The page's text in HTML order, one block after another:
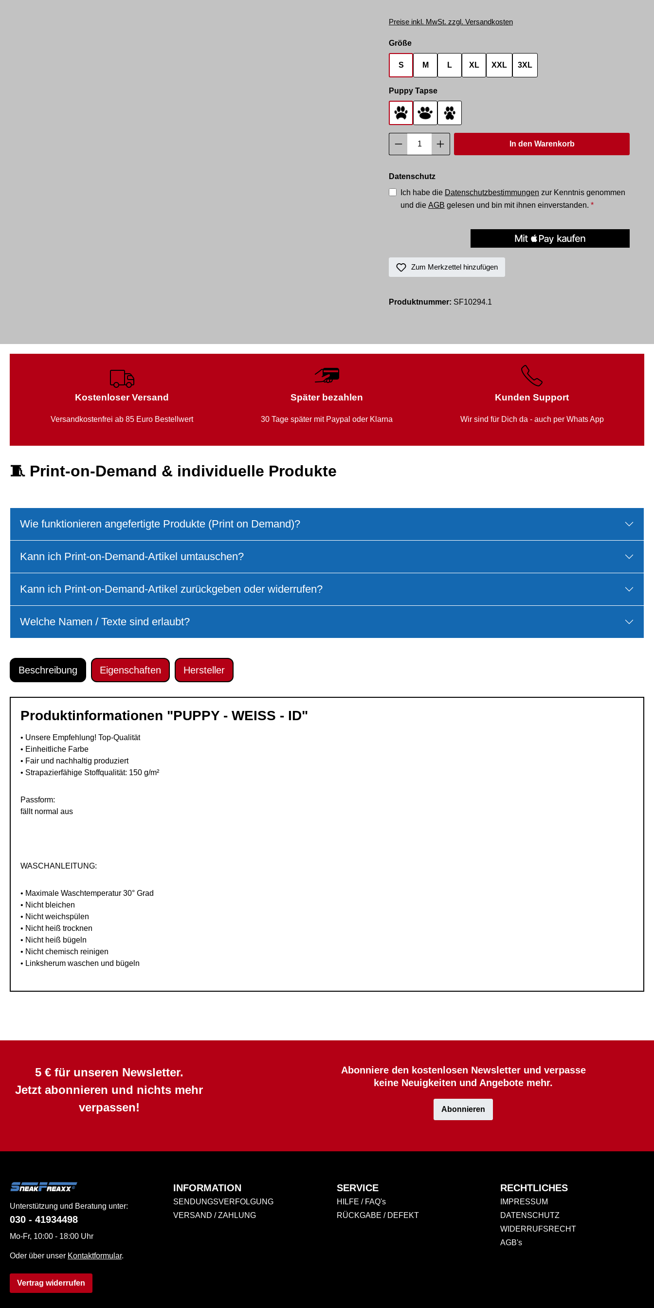
Preise inkl. MwSt. zzgl. Versandkosten
Größeauswählen
S M L XL XXL 3XL
Puppy Tapseauswählen
Tapse 1Tapse 2Tapse 3
Produkt Anzahl: Gib den gewünschten Wert ein
In den Warenkorb
Datenschutz
Ich habe die Datenschutzbestimmungen zur Kenntnis genommen
und die AGB gelesen und bin mit ihnen einverstanden. *
Zum Merkzettel hinzufügen
Produktnummer: SF10294.1
Kostenloser Versand
Versandkostenfrei ab 85 Euro Bestellwert
Später bezahlen
30 Tage später mit Paypal oder Klarna
Kunden Support
Wir sind für Dich da - auch per Whats App
🧵 Print‑on‑Demand & individuelle Produkte
Wie funktionieren angefertigte Produkte (Print on Demand)?
Kann ich Print‑on‑Demand‑Artikel umtauschen?
Kann ich Print‑on‑Demand‑Artikel zurückgeben oder widerrufen?
Welche Namen / Texte sind erlaubt?
Beschreibung Eigenschaften Hersteller
Produktinformationen "PUPPY - WEISS - ID"
• Unsere Empfehlung! Top-Qualität
• Einheitliche Farbe
• Fair und nachhaltig produziert
• Strapazierfähige Stoffqualität: 150 g/m²
Passform:
fällt normal aus
WASCHANLEITUNG:
• Maximale Waschtemperatur 30° Grad
• Nicht bleichen
• Nicht weichspülen
• Nicht heiß trocknen
• Nicht heiß bügeln
• Nicht chemisch reinigen
• Linksherum waschen und bügeln
5 € für unseren Newsletter.
Jetzt abonnieren und nichts mehr
verpassen!
Abonniere den kostenlosen Newsletter und verpasse
keine Neuigkeiten und Angebote mehr.
Abonnieren
Unterstützung und Beratung unter:
030 - 41934498
Mo-Fr, 10:00 - 18:00 Uhr
Oder über unser Kontaktformular.
Vertrag widerrufen
INFORMATION
SENDUNGSVERFOLGUNG
VERSAND / ZAHLUNG
SERVICE
HILFE / FAQ's
RÜCKGABE / DEFEKT
RECHTLICHES
IMPRESSUM
DATENSCHUTZ
WIDERRUFSRECHT
AGB's